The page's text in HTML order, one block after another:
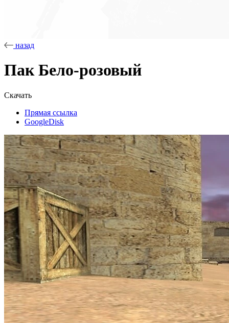
назад
Пак Бело-розовый
Скачать
Прямая ссылка
GoogleDisk